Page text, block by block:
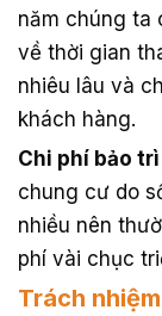
năm chúng ta
về thời gian
nhiêu lâu và
khách hàng.
Chi phí bảo
chung cư do
nhiều nên
phí vài chục
Trách